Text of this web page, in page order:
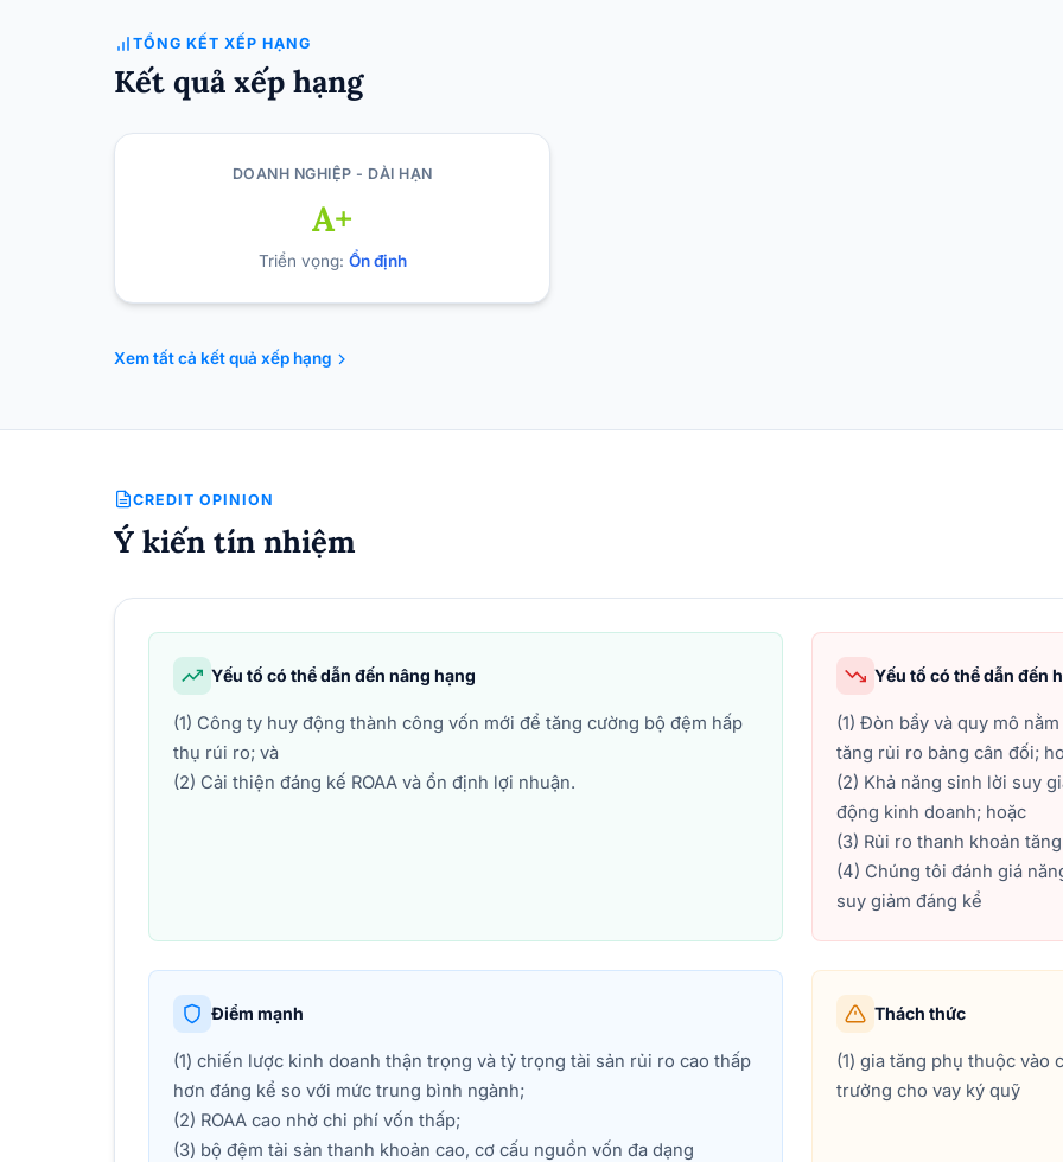
TỔNG KẾT XẾP HẠNG
Kết quả xếp hạng
DOANH NGHIỆP - DÀI HẠN
A+
Triển vọng: Ổn định
Xem tất cả kết quả xếp hạng
CREDIT OPINION
Ý kiến tín nhiệm
Yếu tố có thể dẫn đến nâng hạng
(1) Công ty huy động thành công vốn mới để tăng cường bộ đệm hấp
thụ rúi ro; và
(2) Cải thiện đáng kế ROAA và ổn định lợi nhuận.
Yếu tố có thể dẫn đến
(1) Đòn bẩy và quy mô
tăng rủi ro bảng cân đối;
(2) Khả năng sinh lời suy
động kinh doanh; hoặc
(3) Rủi ro thanh khoản
(4) Chúng tôi đánh giá
suy giảm đáng kể
Điểm mạnh
(1) chiến lược kinh doanh thận trọng và tỷ trọng tài sản rủi ro cao thấp
hơn đáng kể so với mức trung bình ngành;
(2) ROAA cao nhờ chi phí vốn thấp;
(3) bộ đệm tài sản thanh khoản cao, cơ cấu nguồn vốn đa dạng
Thách thức
(1) gia tăng phụ thuộc vào
trưởng cho vay ký quỹ